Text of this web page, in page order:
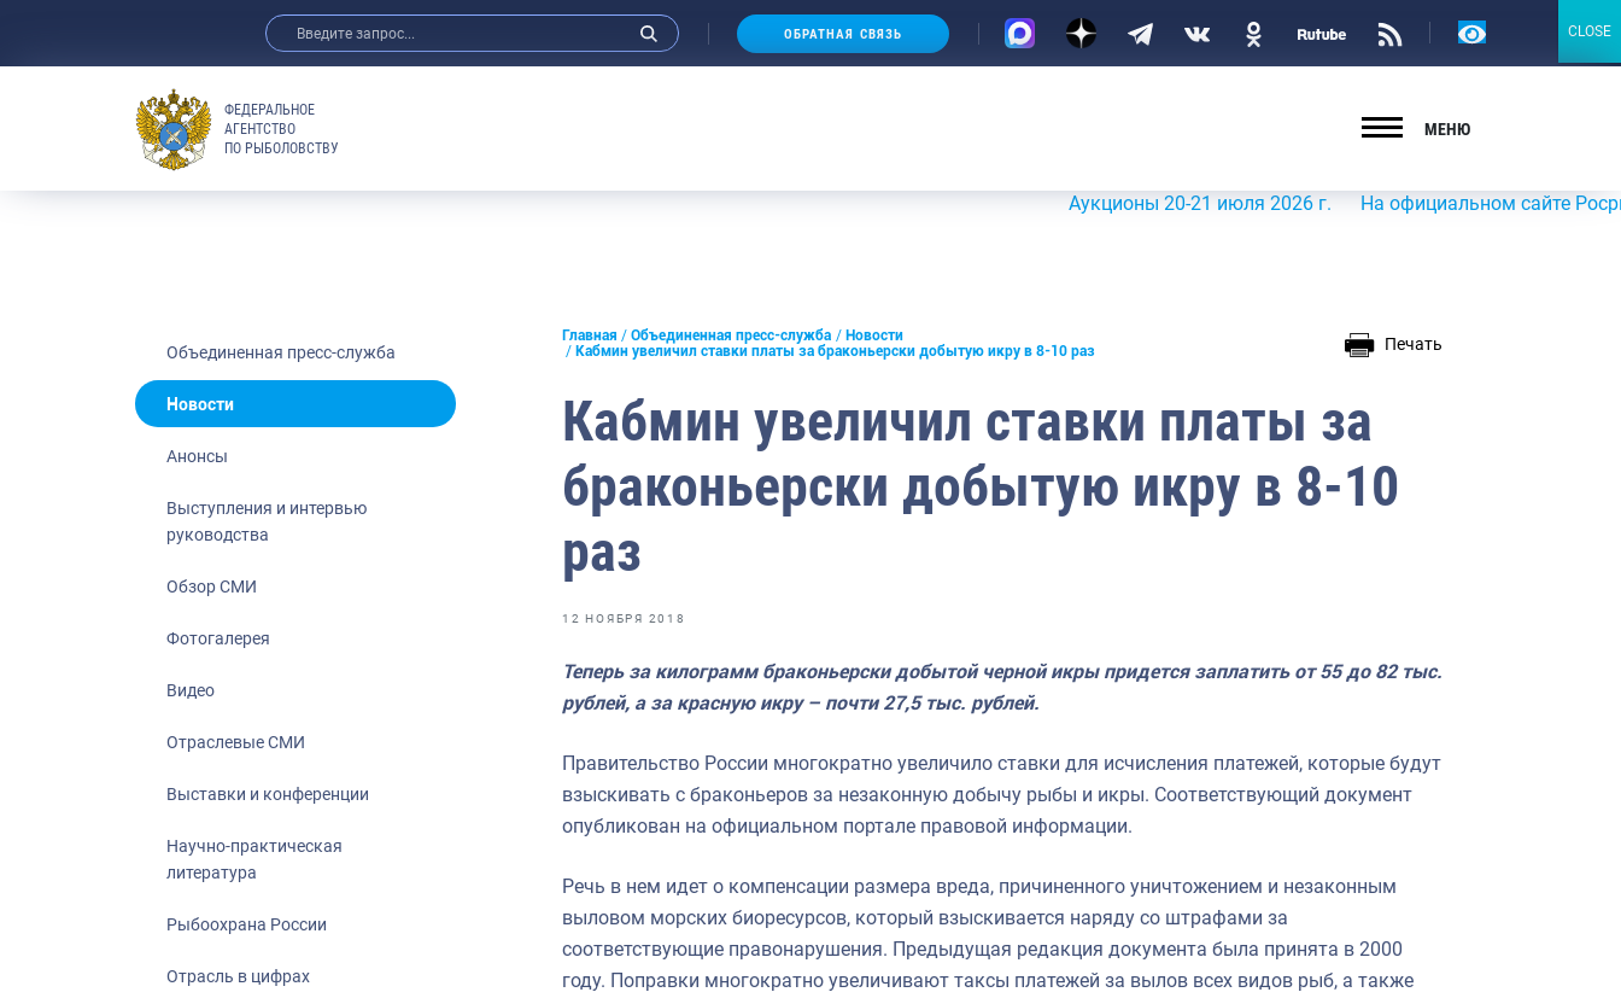
Анонсы
Отраслевые СМИ
Выставки и конференции
Научно-практическая литература
Рыбоохрана России
Отрасль в цифрах
Большая африканская экспедиция
События в России и мире
ОБРАТНАЯ СВЯЗЬ
Версия
ФЕДЕРАЛЬНОЕ
АГЕНТСТВО
ПО РЫБОЛОВСТВУ
МЕНЮ
Аукционы 20-21 июля 2026 г. На официальном сайте
Объединенная пресс-служба
Новости
Анонсы
Выступления и интервью
руководства
Обзор СМИ
Фотогалерея
Видео
Отраслевые СМИ
Выставки и конференции
Научно-практическая
литература
Рыбоохрана России
Отрасль в цифрах
Главная Объединенная пресс-служба
Новости
Кабмин увеличил ставки платы за браконьерски добытую икру в 8-10 раз
Печать
Кабмин увеличил ставки платы за
браконьерски добытую икру в 8-10
раз
12 НОЯБРЯ 2018
Теперь за килограмм браконьерски добытой черной икры придется заплатить от 55 до 82 тыс.
рублей, а за красную икру – почти 27,5 тыс. рублей.
Правительство России многократно увеличило ставки для исчисления платежей, которые будут
взыскивать с браконьеров за незаконную добычу рыбы и икры. Соответствующий документ
опубликован на официальном портале правовой информации.
Речь в нем идет о компенсации размера вреда, причиненного уничтожением и незаконным
выловом морских биоресурсов, который взыскивается наряду со штрафами за
соответствующие правонарушения. Предыдущая редакция документа была принята в 2000
году. Поправки многократно увеличивают таксы платежей за вылов всех видов рыб, а также
CLOSE
CLOSE